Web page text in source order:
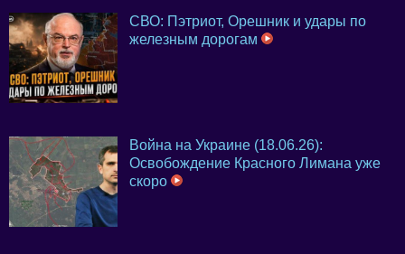
СВО: Пэтриот, Орешник и удары по
железным дорогам
Война на Украине (18.06.26):
Освобождение Красного Лимана уже
скоро